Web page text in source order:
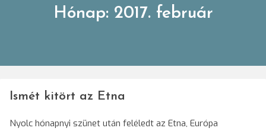
Hónap: 2017. február
Ismét kitört az Etna
Nyolc hónapnyi szünet után feléledt az Etna, Európa